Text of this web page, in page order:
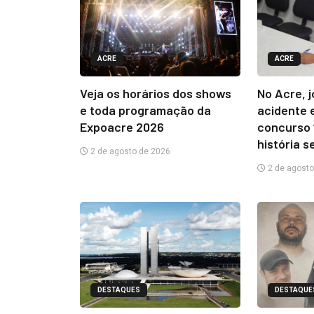
ACRE
Veja os horários dos shows
e toda programação da
Expoacre 2026
2 de agosto de 2026
ACRE
No Acre,
acidente
concurso
história
2 de
DESTAQUES